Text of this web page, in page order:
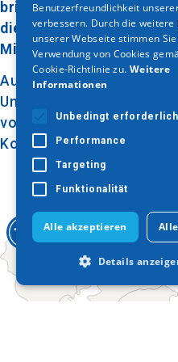
britische Militärfriedhof,
die aus den beiden von
Militärfronten behandelt
Auf dem Friedhof
Unabhängiger Staaten
von Sarigol", abgeleitet
Konflikte. Der Friedhof
Benutzerfreundlichkeit
verbessern. Durch die weitere
unserer Webseite stimmen
Verwendung von Cookies
Cookie-Richtlinie zu. Weitere
Informationen
Unbedingt erforderlich
Performance
Targeting
Funktionalität
Alle akzeptieren
Details